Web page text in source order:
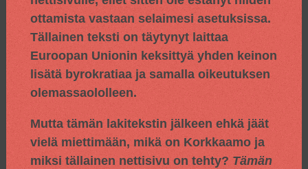
ottamista vastaan selaimesi asetuksissa.
Tällainen teksti on täytynyt laittaa
Euroopan Unionin keksittyä yhden keinon
lisätä byrokratiaa ja samalla oikeutuksen
olemassaololleen.
Mutta tämän lakitekstin jälkeen ehkä jäät
vielä miettimään, mikä on Korkkaamo ja
miksi tällainen nettisivu on tehty? Tämän